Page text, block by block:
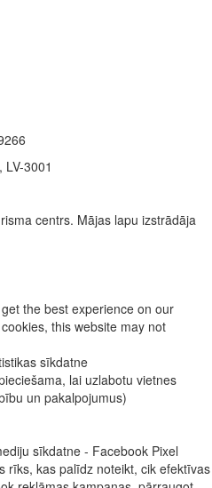
3001
centrs. Mājas lapu izstrādāja
the best experience on our
this website may not
sīkdatne
lai uzlabotu vietnes
un pakalpojumus)
sīkdatne - Facebook Pixel
rīks, kas palīdz noteikt, cik efektīvas